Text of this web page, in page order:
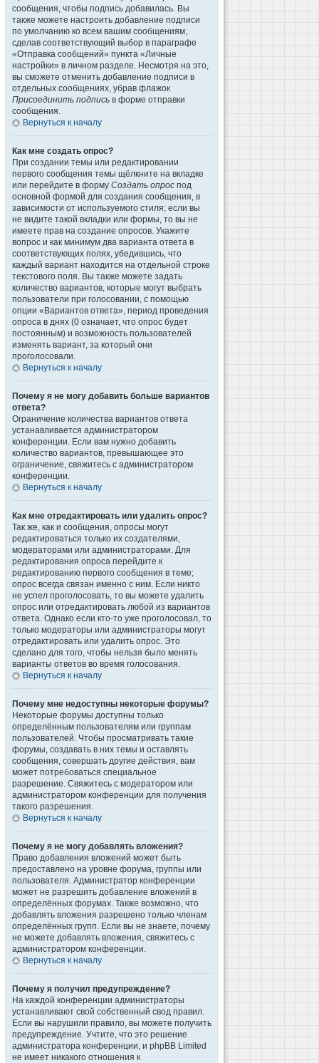
сообщения, чтобы подпись добавилась. Вы
также можете настроить добавление подписи
по умолчанию ко всем вашим сообщениям,
сделав соответствующий выбор в параграфе
«Отправка сообщений» пункта «Личные
настройки» в личном разделе. Несмотря на это,
вы сможете отменить добавление подписи в
отдельных сообщениях, убрав флажок
Присоединить подпись в форме отправки
сообщения.
Вернуться к началу
Как мне создать опрос?
При создании темы или редактировании
первого сообщения темы щёлкните на вкладке
или перейдите в форму Создать опрос под
основной формой для создания сообщения, в
зависимости от используемого стиля; если вы
не видите такой вкладки или формы, то вы не
имеете прав на создание опросов. Укажите
вопрос и как минимум два варианта ответа в
соответствующих полях, убедившись, что
каждый вариант находится на отдельной строке
текстового поля. Вы также можете задать
количество вариантов, которые могут выбрать
пользователи при голосовании, с помощью
опции «Вариантов ответа», период проведения
опроса в днях (0 означает, что опрос будет
постоянным) и возможность пользователей
изменять вариант, за который они
проголосовали.
Вернуться к началу
Почему я не могу добавить больше вариантов
ответа?
Ограничение количества вариантов ответа
устанавливается администратором
конференции. Если вам нужно добавить
количество вариантов, превышающее это
ограничение, свяжитесь с администратором
конференции.
Вернуться к началу
Как мне отредактировать или удалить опрос?
Так же, как и сообщения, опросы могут
редактироваться только их создателями,
модераторами или администраторами. Для
редактирования опроса перейдите к
редактированию первого сообщения в теме;
опрос всегда связан именно с ним. Если никто
не успел проголосовать, то вы можете удалить
опрос или отредактировать любой из вариантов
ответа. Однако если кто-то уже проголосовал, то
только модераторы или администраторы могут
отредактировать или удалить опрос. Это
сделано для того, чтобы нельзя было менять
варианты ответов во время голосования.
Вернуться к началу
Почему мне недоступны некоторые форумы?
Некоторые форумы доступны только
определённым пользователям или группам
пользователей. Чтобы просматривать такие
форумы, создавать в них темы и оставлять
сообщения, совершать другие действия, вам
может потребоваться специальное
разрешение. Свяжитесь с модератором или
администратором конференции для получения
такого разрешения.
Вернуться к началу
Почему я не могу добавлять вложения?
Право добавления вложений может быть
предоставлено на уровне форума, группы или
пользователя. Администратор конференции
может не разрешить добавление вложений в
определённых форумах. Также возможно, что
добавлять вложения разрешено только членам
определённых групп. Если вы не знаете, почему
не можете добавлять вложения, свяжитесь с
администратором конференции.
Вернуться к началу
Почему я получил предупреждение?
На каждой конференции администраторы
устанавливают свой собственный свод правил.
Если вы нарушили правило, вы можете получить
предупреждение. Учтите, что это решение
администратора конференции, и phpBB Limited
не имеет никакого отношения к